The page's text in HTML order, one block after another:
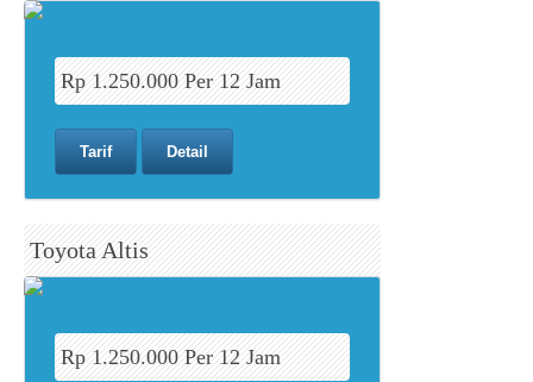
Rp 1.250.000 Per 12 Jam
Tarif Detail
Toyota Altis
Rp 1.250.000 Per 12 Jam